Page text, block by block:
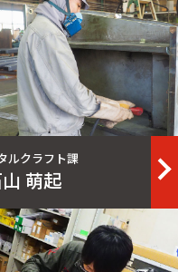
萌起
ルクラフト課